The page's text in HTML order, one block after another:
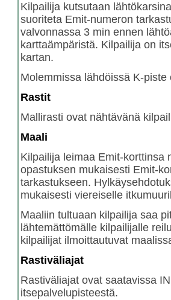
Kilpailija kutsutaan
suoriteta Emit-numeron
valvonnassa 3 min ennen
karttaämpäristä. Kilpailija on
kartan.
Molemmissa lähdöissä K-piste
Rastit
Mallirasti ovat nähtävänä
Maali
Kilpailija leimaa Emit-korttinsa
opastuksen mukaisesti Emit-
tarkastukseen.
mukaisesti viereiselle
Maaliin tultuaan kilpailija saa
lähtemättömälle kilpailijalle
kilpailijat ilmoittautuvat
Rastiväliajat
Rastiväliajat ovat saatavissa
itsepalvelupisteestä.